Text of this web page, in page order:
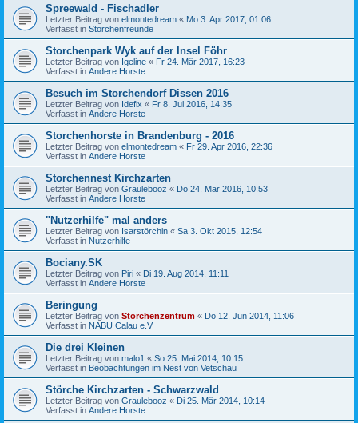
Spreewald - Fischadler
Letzter Beitrag von elmontedream « Mo 3. Apr 2017, 01:06
Verfasst in Storchenfreunde
Storchenpark Wyk auf der Insel Föhr
Letzter Beitrag von Igeline « Fr 24. Mär 2017, 16:23
Verfasst in Andere Horste
Besuch im Storchendorf Dissen 2016
Letzter Beitrag von Idefix « Fr 8. Jul 2016, 14:35
Verfasst in Andere Horste
Storchenhorste in Brandenburg - 2016
Letzter Beitrag von elmontedream « Fr 29. Apr 2016, 22:36
Verfasst in Andere Horste
Storchennest Kirchzarten
Letzter Beitrag von Graulebooz « Do 24. Mär 2016, 10:53
Verfasst in Andere Horste
"Nutzerhilfe" mal anders
Letzter Beitrag von Isarstörchin « Sa 3. Okt 2015, 12:54
Verfasst in Nutzerhilfe
Bociany.SK
Letzter Beitrag von Piri « Di 19. Aug 2014, 11:11
Verfasst in Andere Horste
Beringung
Letzter Beitrag von Storchenzentrum « Do 12. Jun 2014, 11:06
Verfasst in NABU Calau e.V
Die drei Kleinen
Letzter Beitrag von malo1 « So 25. Mai 2014, 10:15
Verfasst in Beobachtungen im Nest von Vetschau
Störche Kirchzarten - Schwarzwald
Letzter Beitrag von Graulebooz « Di 25. Mär 2014, 10:14
Verfasst in Andere Horste